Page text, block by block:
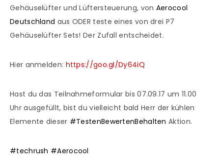
Gehäuselüfter und Lüftersteuerung, von Aerocool
Deutschland aus ODER teste eines von drei P7
Gehäuselüfter Sets! Der Zufall entscheidet.
Hier anmelden: https://goo.gl/Dy64iQ
Hast du das Teilnahmeformular bis 07.09.17 um 11.00
Uhr ausgefüllt, bist du vielleicht bald Herr der kühlen
Elemente dieser #TestenBewertenBehalten Aktion.
#techrush #Aerocool